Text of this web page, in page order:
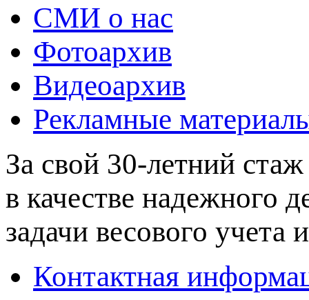
СМИ о нас
Фотоархив
Видеоархив
Рекламные
За свой 30-летний
в качестве надежного
задачи весового учета
Контактная